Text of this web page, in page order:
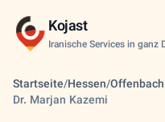
Kojast
Iranische Services in ganz
Startseite/Hessen/
Dr. Marjan Kazemi